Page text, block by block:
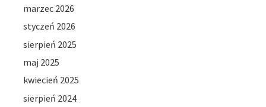
marzec 2026
styczeń 2026
sierpień 2025
maj 2025
kwiecień 2025
sierpień 2024